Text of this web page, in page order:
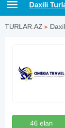
Daxili
TURLAR.AZ ▸
46 elan